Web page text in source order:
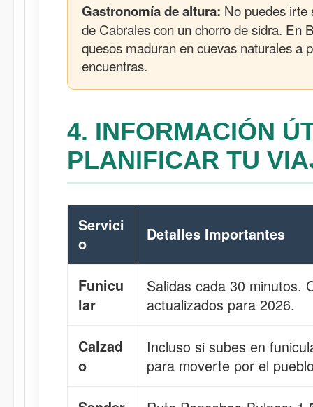
Gastronomía de altura: No puedes irte
de Cabrales con un chorro de sidra. En
quesos maduran en cuevas naturales a
encuentras.
4. INFORMACIÓN
PLANIFICAR TU
Servici
o
Detalles Importantes
Funicu
lar
Salidas cada 30 minutos.
actualizados para 2026.
Calzad
o
Incluso si subes en
para moverte por el